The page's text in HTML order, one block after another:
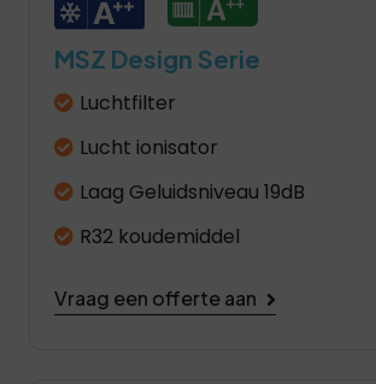
MSZ Design Serie
Luchtfilter
Lucht ionisator
Laag Geluidsniveau 19dB
R32 koudemiddel
Vraag een offerte aan